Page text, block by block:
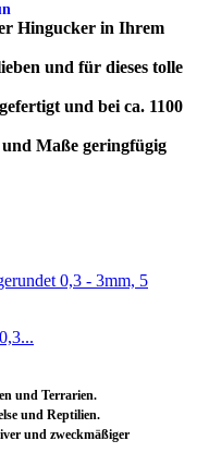
Hingucker in Ihrem
und für dieses tolle
und bei ca. 1100
Maße geringfügig
und Terrarien.
und Reptilien.
und zweckmäßiger